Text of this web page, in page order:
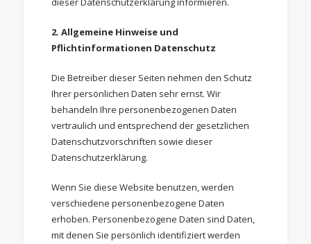
2. Allgemeine Hinweise und
Pflichtinformationen Datenschutz
Die Betreiber dieser Seiten nehmen den Schutz
Ihrer persönlichen Daten sehr ernst. Wir
behandeln Ihre personenbezogenen Daten
vertraulich und entsprechend der gesetzlichen
Datenschutzvorschriften sowie dieser
Datenschutzerklärung.
Wenn Sie diese Website benutzen, werden
verschiedene personenbezogene Daten
erhoben. Personenbezogene Daten sind Daten,
mit denen Sie persönlich identifiziert werden